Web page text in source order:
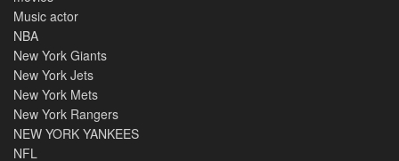
Music actor
NBA
New York Giants
New York Jets
New York Mets
New York Rangers
NEW YORK YANKEES
NFL